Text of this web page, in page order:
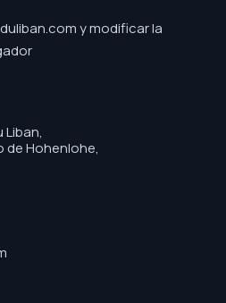
y modificar la
Liban,
de Hohenlohe,